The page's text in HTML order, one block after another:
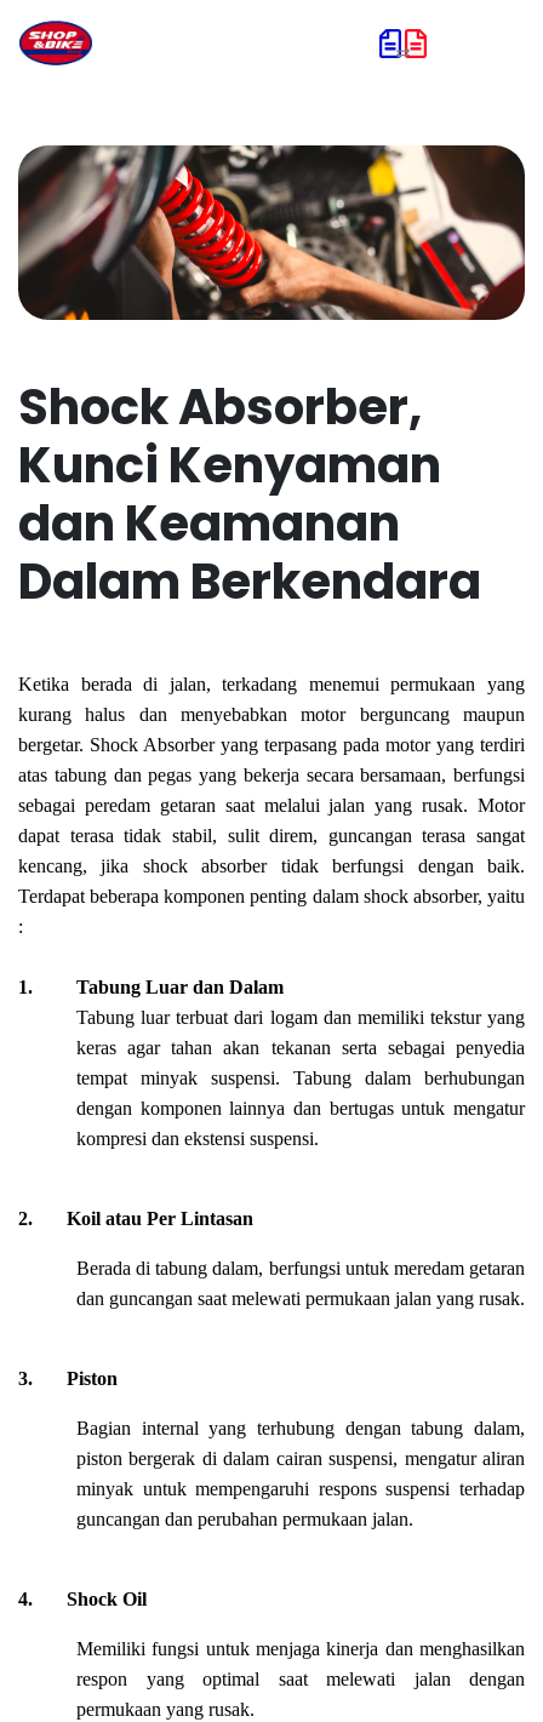
Shock Absorber,
Kunci Kenyaman
dan Keamanan
Dalam Berkendara
Ketika berada di jalan, terkadang menemui permukaan yang
kurang halus dan menyebabkan motor berguncang maupun
bergetar. Shock Absorber yang terpasang pada motor yang terdiri
atas tabung dan pegas yang bekerja secara bersamaan, berfungsi
sebagai peredam getaran saat melalui jalan yang rusak. Motor
dapat terasa tidak stabil, sulit direm, guncangan terasa sangat
kencang, jika shock absorber tidak berfungsi dengan baik.
Terdapat beberapa komponen penting dalam shock absorber, yaitu
:
1. Tabung Luar dan Dalam
Tabung luar terbuat dari logam dan memiliki tekstur yang
keras agar tahan akan tekanan serta sebagai penyedia
tempat minyak suspensi. Tabung dalam berhubungan
dengan komponen lainnya dan bertugas untuk mengatur
kompresi dan ekstensi suspensi.
2. Koil atau Per Lintasan
Berada di tabung dalam, berfungsi untuk meredam getaran
dan guncangan saat melewati permukaan jalan yang rusak.
3. Piston
Bagian internal yang terhubung dengan tabung dalam,
piston bergerak di dalam cairan suspensi, mengatur aliran
minyak untuk mempengaruhi respons suspensi terhadap
guncangan dan perubahan permukaan jalan.
4. Shock Oil
Memiliki fungsi untuk menjaga kinerja dan menghasilkan
respon yang optimal saat melewati jalan dengan
permukaan yang rusak.